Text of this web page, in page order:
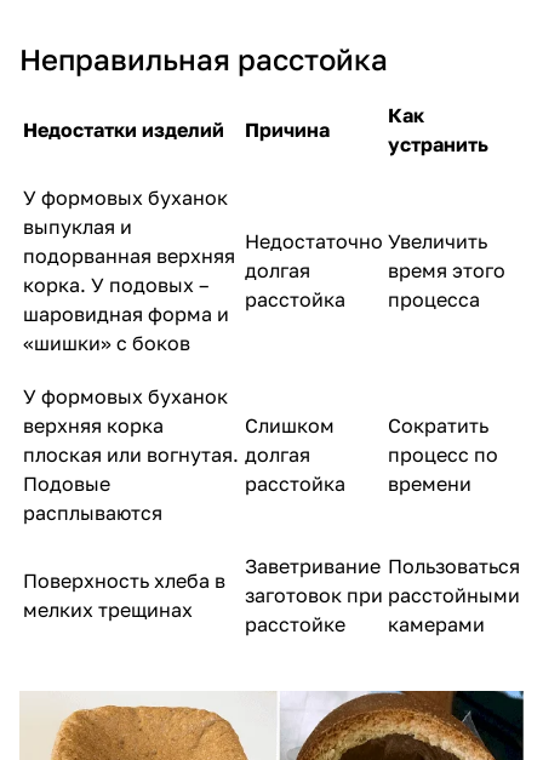
Неправильная расстойка
Недостатки изделий Причина
Как
устранить
У формовых буханок
выпуклая и
подорванная верхняя
корка. У подовых –
шаровидная форма и
«шишки» с боков
Недостаточно
долгая
расстойка
Увеличить
время этого
процесса
У формовых буханок
верхняя корка
плоская или вогнутая.
Подовые
расплываются
Слишком
долгая
расстойка
Сократить
процесс по
времени
Поверхность хлеба в
мелких трещинах
Заветривание
заготовок при
расстойке
Пользоваться
расстойными
камерами